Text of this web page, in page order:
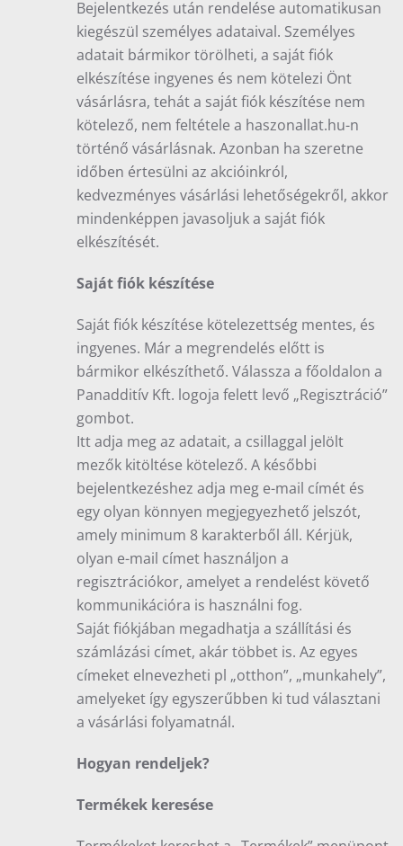
Bejelentkezés után rendelése automatikusan
kiegészül személyes adataival. Személyes
adatait bármikor törölheti, a saját fiók
elkészítése ingyenes és nem kötelezi Önt
vásárlásra, tehát a saját fiók készítése nem
kötelező, nem feltétele a haszonallat.hu-n
történő vásárlásnak. Azonban ha szeretne
időben értesülni az akcióinkról,
kedvezményes vásárlási lehetőségekről, akkor
mindenképpen javasoljuk a saját fiók
elkészítését.
Saját fiók készítése
Saját fiók készítése kötelezettség mentes, és
ingyenes. Már a megrendelés előtt is
bármikor elkészíthető. Válassza a főoldalon a
Panadditív Kft. logoja felett levő „Regisztráció”
gombot.
Itt adja meg az adatait, a csillaggal jelölt
mezők kitöltése kötelező. A későbbi
bejelentkezéshez adja meg e-mail címét és
egy olyan könnyen megjegyezhető jelszót,
amely minimum 8 karakterből áll. Kérjük,
olyan e-mail címet használjon a
regisztrációkor, amelyet a rendelést követő
kommunikációra is használni fog.
Saját fiókjában megadhatja a szállítási és
számlázási címet, akár többet is. Az egyes
címeket elnevezheti pl „otthon”, „munkahely”,
amelyeket így egyszerűbben ki tud választani
a vásárlási folyamatnál.
Hogyan rendeljek?
Termékek keresése